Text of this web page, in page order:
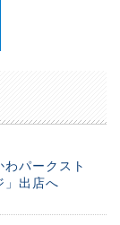
パークスト
」出店へ